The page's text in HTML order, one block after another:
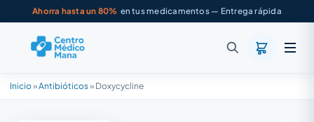
Ahorra hasta un 80% en tus medicamentos — Entrega rápida
Inicio»Antibióticos» Doxycycline